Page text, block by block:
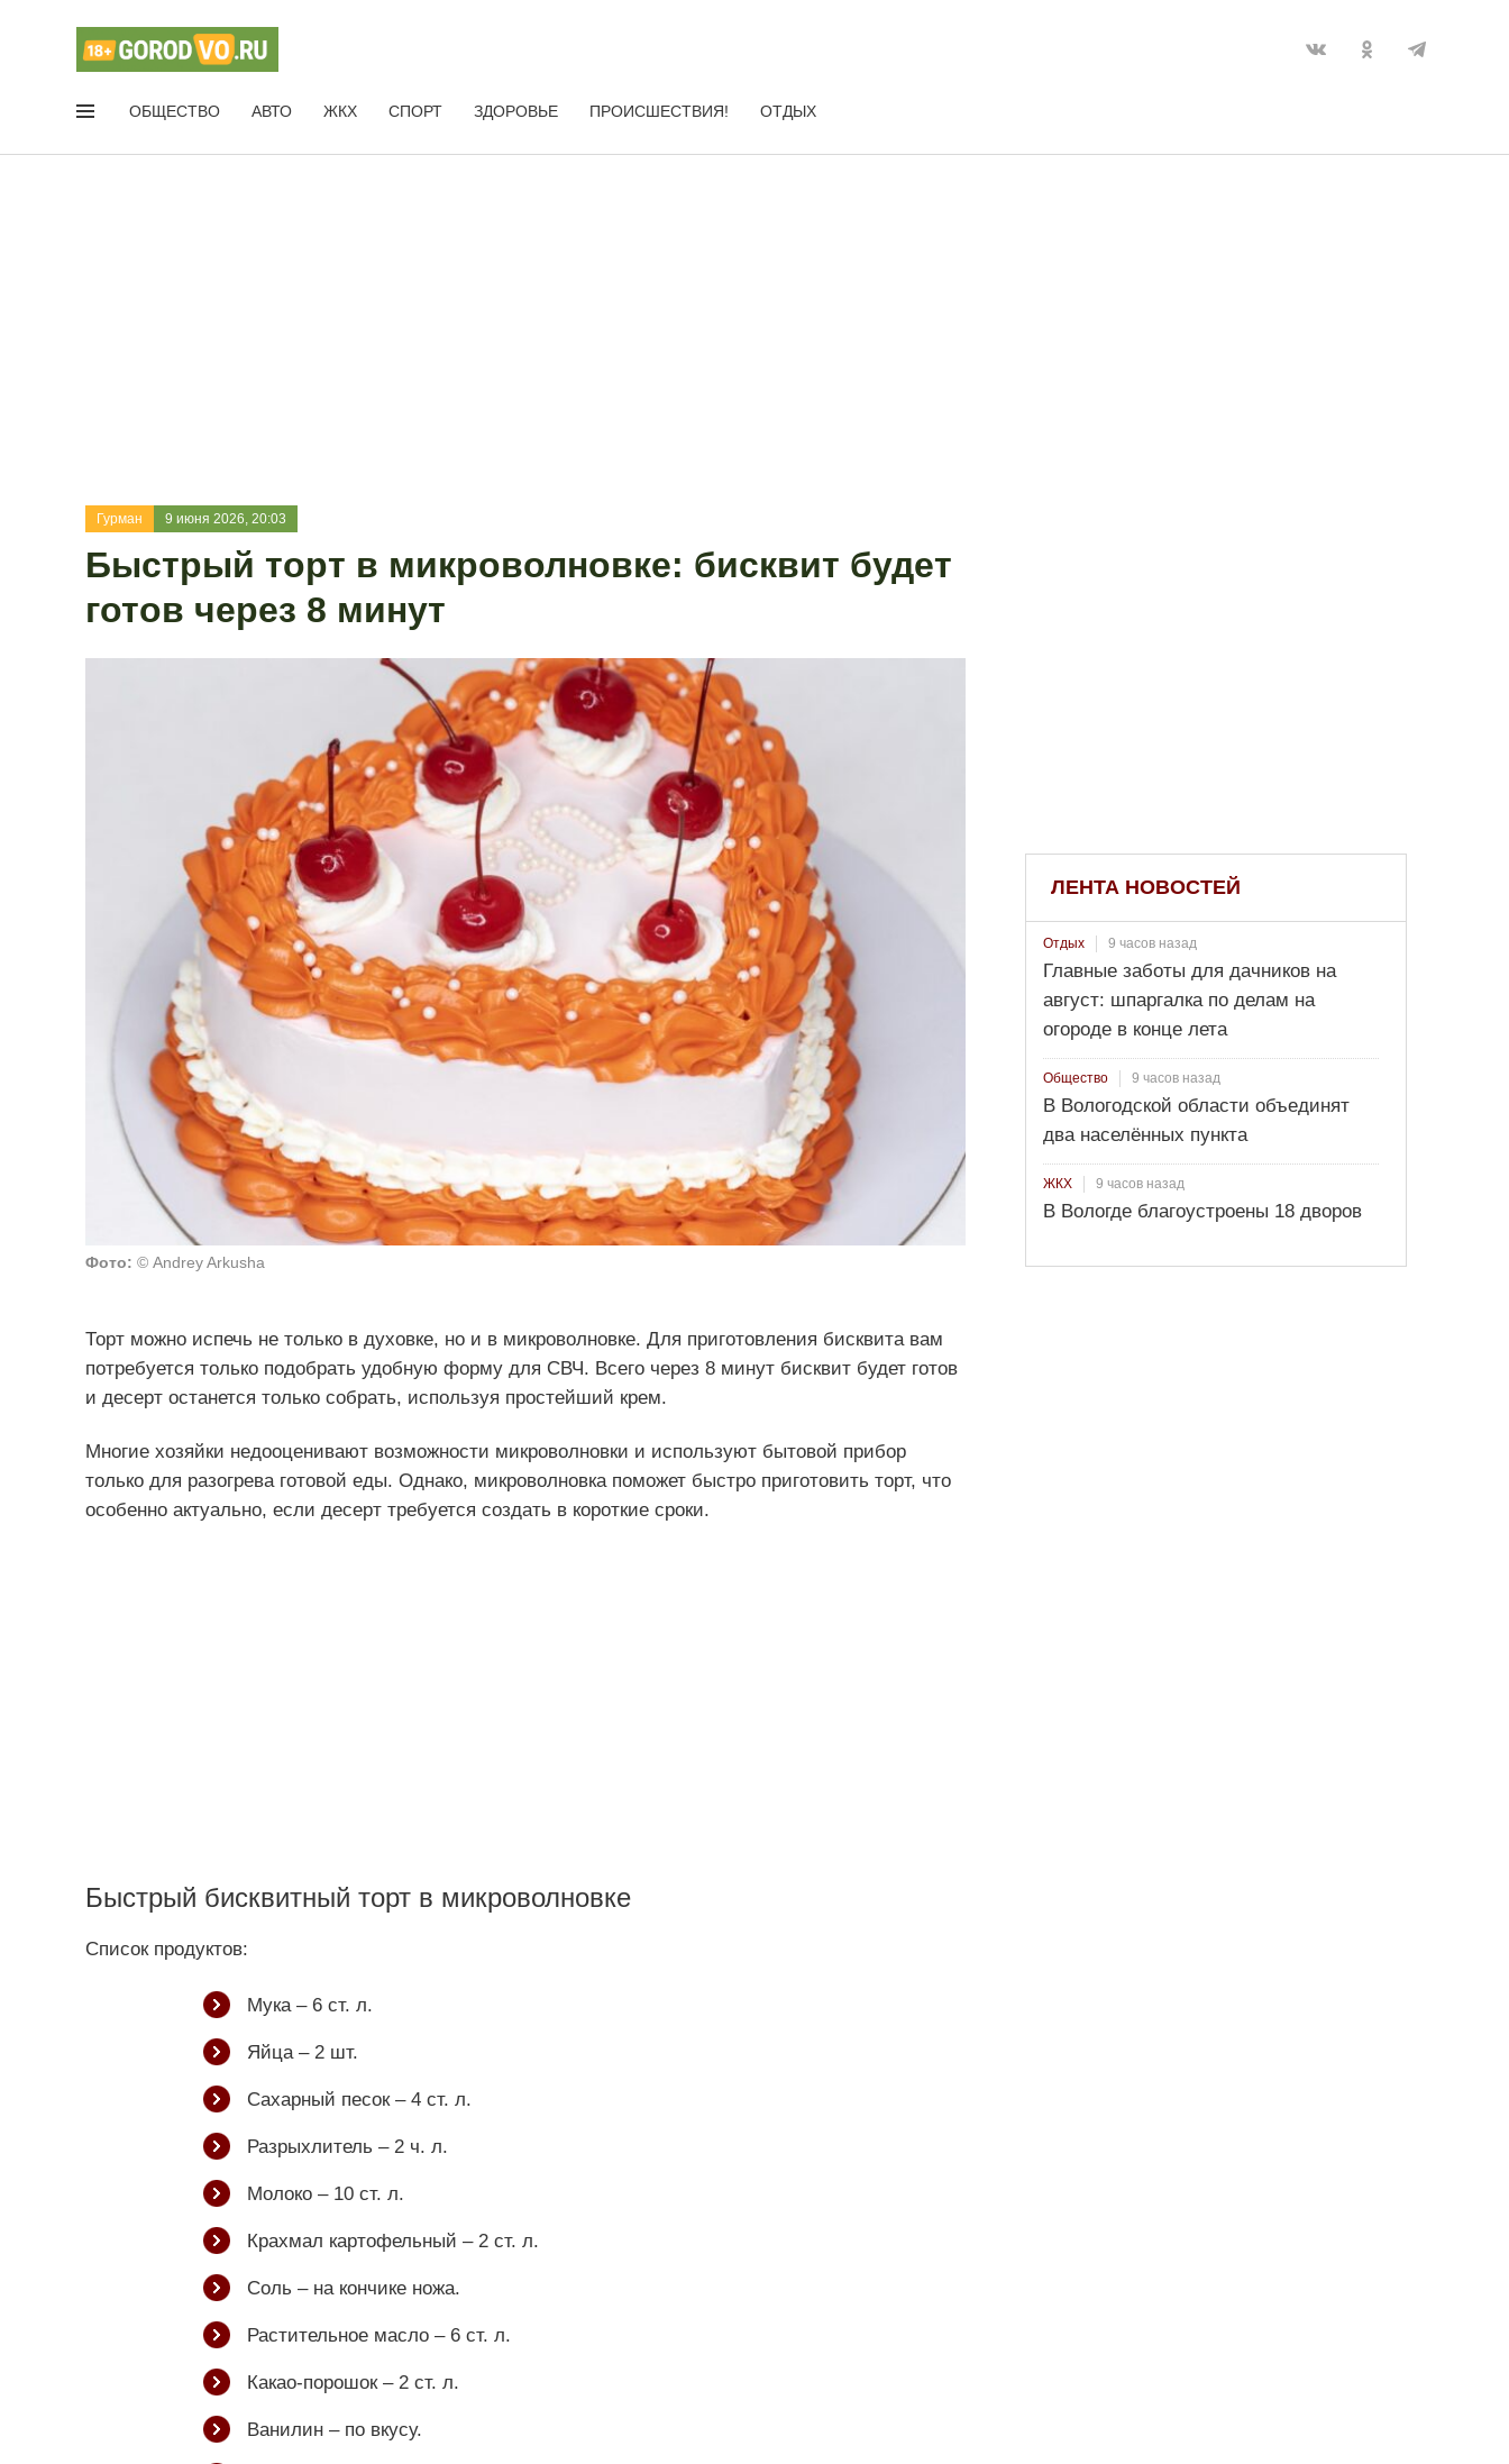
ОБЩЕСТВО АВТО ЖКХ СПОРТ ЗДОРОВЬЕ ПРОИСШЕСТВИЯ! ОТДЫХ
Гурман 9 июня 2026, 20:03
Быстрый торт в микроволновке: бисквит будет
готов через 8 минут
Фото: © Andrey Arkusha
Торт можно испечь не только в духовке, но и в микроволновке. Для приготовления бисквита вам
потребуется только подобрать удобную форму для СВЧ. Всего через 8 минут бисквит будет готов
и десерт останется только собрать, используя простейший крем.
Многие хозяйки недооценивают возможности микроволновки и используют бытовой прибор
только для разогрева готовой еды. Однако, микроволновка поможет быстро приготовить торт, что
особенно актуально, если десерт требуется создать в короткие сроки.
Быстрый бисквитный торт в микроволновке
Список продуктов:
Мука – 6 ст. л.
Яйца – 2 шт.
Сахарный песок – 4 ст. л.
Разрыхлитель – 2 ч. л.
Молоко – 10 ст. л.
Крахмал картофельный – 2 ст. л.
Соль – на кончике ножа.
Растительное масло – 6 ст. л.
Какао-порошок – 2 ст. л.
Ванилин – по вкусу.
ЛЕНТА НОВОСТЕЙ
Отдых 9 часов назад
Главные заботы для дачников на
август: шпаргалка по делам на
огороде в конце лета
Общество 9 часов назад
В Вологодской области объединят
два населённых пункта
ЖКХ 9 часов назад
В Вологде благоустроены 18 дворов